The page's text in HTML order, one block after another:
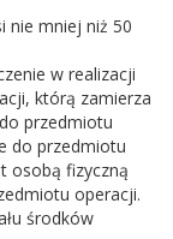
nie mniej niż 50
w realizacji
którą zamierza
przedmiotu
do przedmiotu
osobą fizyczną
operacji.
środków